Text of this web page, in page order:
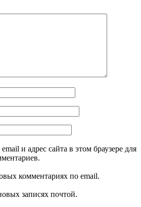
и адрес сайта в этом браузере для
комментариях по email.
записях почтой.